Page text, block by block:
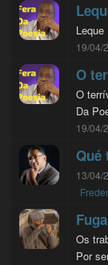
19/04/
O
O
Da
19/04/
Qué
13/04/
Os
Por